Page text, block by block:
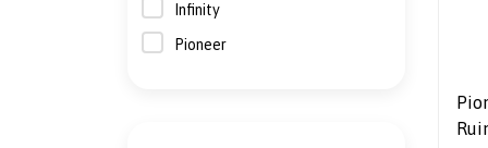
Infinity
Pioneer